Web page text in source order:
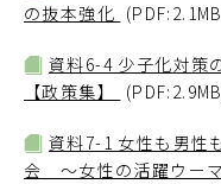
の抜本強化
資料6-4 少子化対策
【政策集】
資料7-1 女性も男性
会 ～女性の活躍ウー